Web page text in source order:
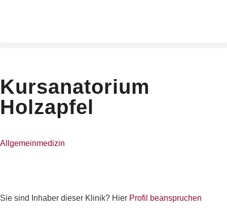
Kursanatorium
Holzapfel
Allgemeinmedizin
Sie sind Inhaber dieser Klinik? Hier Profil beanspruchen